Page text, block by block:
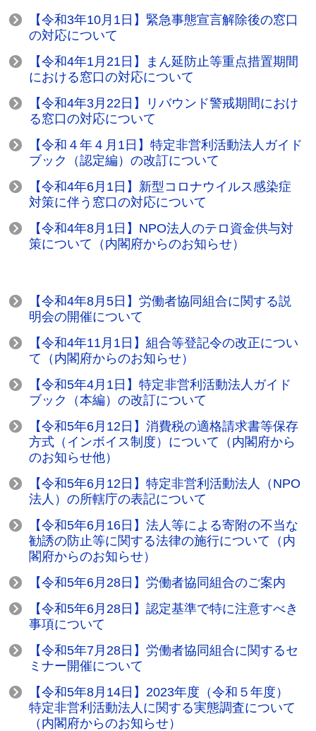
【令和3年10月1日】緊急事態宣言解除後の窓口
の対応について
【令和4年1月21日】まん延防止等重点措置期間
における窓口の対応について
【令和4年3月22日】リバウンド警戒期間におけ
る窓口の対応について
【令和４年４月1日】特定非営利活動法人ガイド
ブック（認定編）の改訂について
【令和4年6月1日】新型コロナウイルス感染症
対策に伴う窓口の対応について
【令和4年8月1日】NPO法人のテロ資金供与対
策について（内閣府からのお知らせ）
【令和4年8月5日】労働者協同組合に関する説
明会の開催について
【令和4年11月1日】組合等登記令の改正につい
て（内閣府からのお知らせ）
【令和5年4月1日】特定非営利活動法人ガイド
ブック（本編）の改訂について
【令和5年6月12日】消費税の適格請求書等保存
方式（インボイス制度）について（内閣府から
のお知らせ他）
【令和5年6月12日】特定非営利活動法人（NPO
法人）の所轄庁の表記について
【令和5年6月16日】法人等による寄附の不当な
勧誘の防止等に関する法律の施行について（内
閣府からのお知らせ）
【令和5年6月28日】労働者協同組合のご案内
【令和5年6月28日】認定基準で特に注意すべき
事項について
【令和5年7月28日】労働者協同組合に関するセ
ミナー開催について
【令和5年8月14日】2023年度（令和５年度）
特定非営利活動法人に関する実態調査について
（内閣府からのお知らせ）